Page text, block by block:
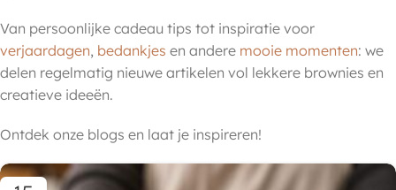
Van persoonlijke cadeau tips tot inspiratie voor
verjaardagen, bedankjes en andere mooie momenten: we
delen regelmatig nieuwe artikelen vol lekkere brownies en
creatieve ideeën.
Ontdek onze blogs en laat je inspireren!